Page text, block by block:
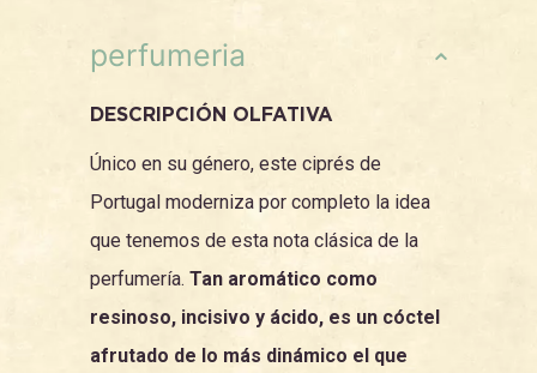
perfumeria
DESCRIPCIÓN OLFATIVA
Único en su género, este ciprés de
Portugal moderniza por completo la idea
que tenemos de esta nota clásica de la
perfumería. Tan aromático como
resinoso, incisivo y ácido, es un cóctel
afrutado de lo más dinámico el que